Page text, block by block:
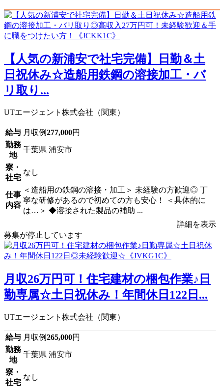
【人気の新浦安で社宅完備】日勤＆土
日祝休み☆造船用鉄鋼の溶接加工・バ
リ取り...
UTエージェント株式会社（関東）
給与 月収例277,000円
勤務
地
千葉県 浦安市
寮・
社宅
なし
仕事
内容
＜造船用の鉄鋼の溶接・加工＞ 未経験の方歓迎◎ 丁
寧な研修があるので初めての方も安心！ ＜具体的に
は…＞ ◆溶接された製品の補助 ...
詳細を表示
募集が停止しています
月収26万円可！住宅建材の梱包作業♪日
勤専属☆土日祝休み！年間休日122日...
UTエージェント株式会社（関東）
給与 月収例265,000円
勤務
地
千葉県 浦安市
寮・
社宅
なし